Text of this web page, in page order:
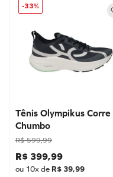
-33%
Tênis Olympikus Corre
Chumbo
R$ 599,99
R$ 399,99
ou 10x de R$ 39,99